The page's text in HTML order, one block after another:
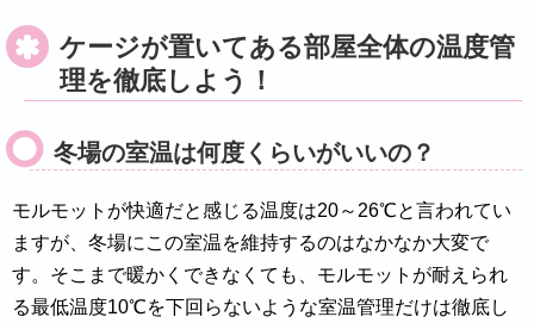
ケージが置いてある部屋全体の温度管
理を徹底しよう！
冬場の室温は何度くらいがいいの？
モルモットが快適だと感じる温度は20～26℃と言われてい
ますが、冬場にこの室温を維持するのはなかなか大変で
す。そこまで暖かくできなくても、モルモットが耐えられ
る最低温度10℃を下回らないような室温管理だけは徹底し